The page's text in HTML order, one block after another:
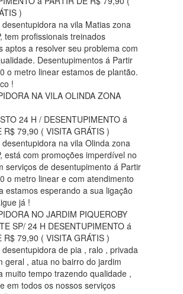
)
na vila Matias zona
tem profissionais treinados
aptos a resolver seu problema com
Desentupimentos á Partir
o metro linear estamos de plantão.
!
NA VILA OLINDA ZONA
24 H / DESENTUPIMENTO á
R$ 79,90 ( VISITA GRÁTIS )
na vila Olinda zona
está com promoções imperdível no
serviços de desentupimento á Partir
o metro linear e com atendimento
estamos esperando a sua ligação
já !
NO JARDIM PIQUEROBY
SP/ 24 H DESENTUPIMENTO á
R$ 79,90 ( VISITA GRÁTIS )
de pia , ralo , privada
geral , atua no bairro do jardim
muito tempo trazendo qualidade ,
em todos os nossos serviços